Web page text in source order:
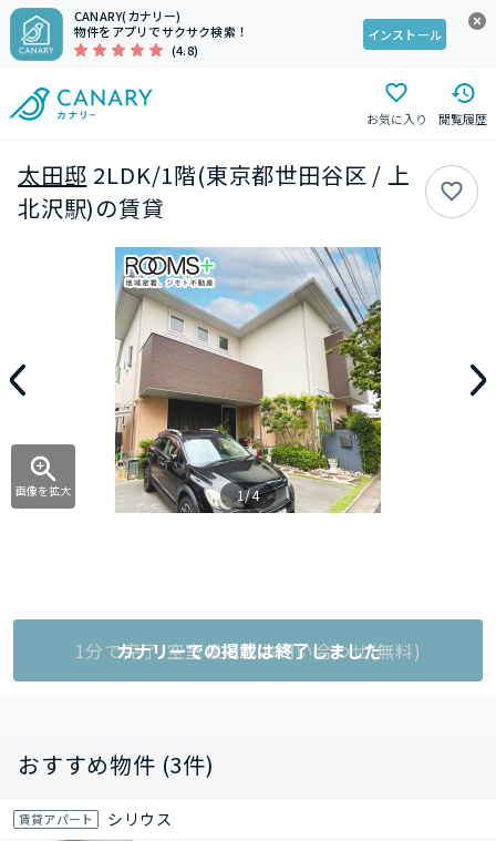
CANARY(カナリー)
物件をアプリでサクサク検索！
(4.8)
インストール
お気に入り 閲覧履歴
太田邸 2LDK/1階(東京都世田谷区 / 上
北沢駅)の賃貸
画像を拡大 1/4
1分で完了!空室状況をお問い合わせ(無料)
カナリーでの掲載は終了しました
おすすめ物件 (3件)
賃貸アパート シリウス